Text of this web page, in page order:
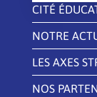
CITÉ
NOTRE
LES AXES
NOS